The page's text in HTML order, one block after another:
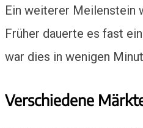
Ein weiterer Meilenstein
Früher dauerte es fast
war dies in wenigen
Verschiedene